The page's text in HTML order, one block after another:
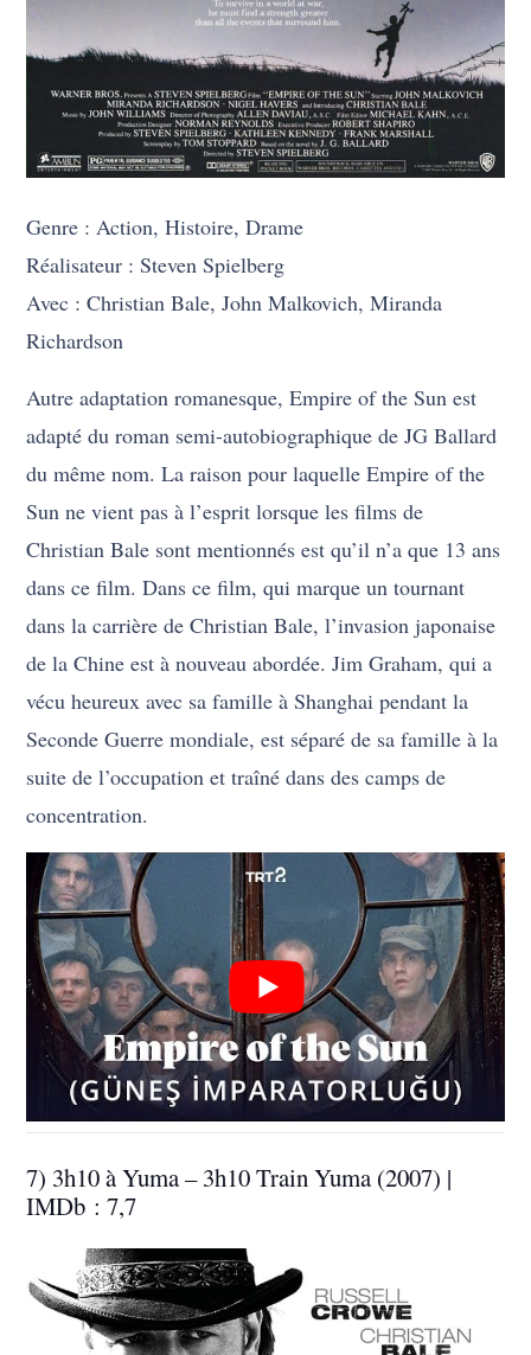
Genre : Action, Histoire, Drame
Réalisateur : Steven Spielberg
Avec : Christian Bale, John Malkovich, Miranda
Richardson
Autre adaptation romanesque, Empire of the Sun est
adapté du roman semi-autobiographique de JG Ballard
du même nom. La raison pour laquelle Empire of the
Sun ne vient pas à l’esprit lorsque les films de
Christian Bale sont mentionnés est qu’il n’a que 13 ans
dans ce film. Dans ce film, qui marque un tournant
dans la carrière de Christian Bale, l’invasion japonaise
de la Chine est à nouveau abordée. Jim Graham, qui a
vécu heureux avec sa famille à Shanghai pendant la
Seconde Guerre mondiale, est séparé de sa famille à la
suite de l’occupation et traîné dans des camps de
concentration.
7) 3h10 à Yuma – 3h10 Train Yuma (2007) |
IMDb : 7,7